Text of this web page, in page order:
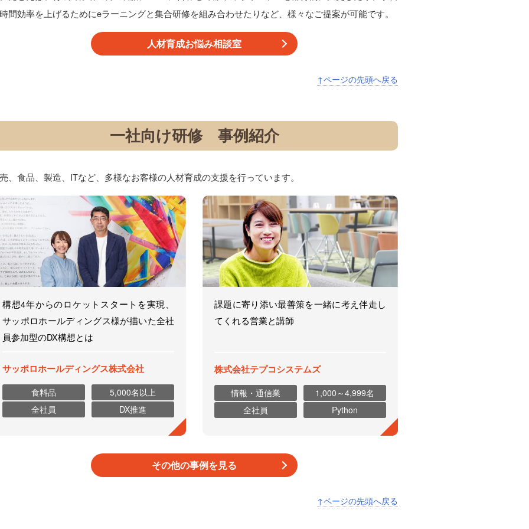
間効率を上げるためにeラーニングと集合研修を組み合わせたりなど、様々なご提案が可能です。
人材育成お悩み相談室
↑ページの先頭へ戻る
一社向け研修 事例紹介
、食品、製造、ITなど、多様なお客様の人材育成の支援を行っています。
構想4年からのロケットスタートを実現、
サッポロホールディングス様が描いた全社
員参加型のDX構想とは
サッポロホールディングス株式会社
食料品
5,000名以上
全社員
DX推進
課題に寄り添い最善策を一緒に考え伴走し
てくれる営業と講師
株式会社テプコシステムズ
情報・通信業
1,000～4,999名
全社員
Python
その他の事例を見る
↑ページの先頭へ戻る